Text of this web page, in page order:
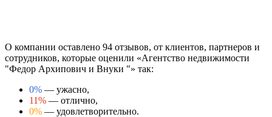
О компании оставлено 94 отзывов, от клиентов, партнеров и
сотрудников, которые оценили «Агентство недвижимости
"Федор Архипович и Внуки "» так:
0% — ужасно,
11% — отлично,
0% — удовлетворительно.